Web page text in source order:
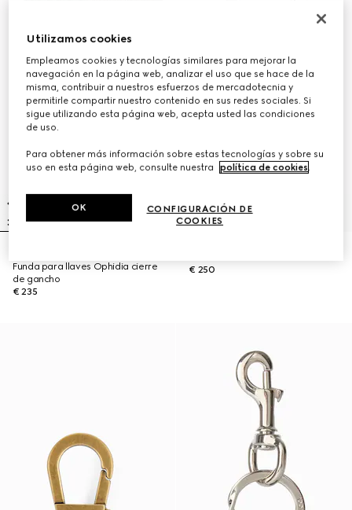
Funda para llaves Ophidia cierre
de gancho
€ 235
€ 250
Utilizamos cookies
Empleamos cookies y tecnologías similares para mejorar la
navegación en la página web, analizar el uso que se hace de la
misma, contribuir a nuestros esfuerzos de mercadotecnia y
permitirle compartir nuestro contenido en sus redes sociales. Si
sigue utilizando esta página web, acepta usted las condiciones
de uso.
Para obtener más información sobre estas tecnologías y sobre su
uso en esta página web, consulte nuestra
política de cookies
CONFIGURACIÓN DE
COOKIES
OK